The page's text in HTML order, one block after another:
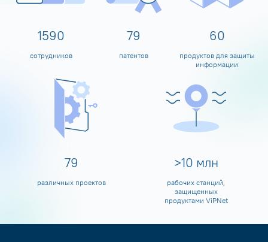
1600
сотрудников
80
патентов
60
продуктов для защиты
информации
80
различных проектов
>10 млн
рабочих станций,
защищенных
продуктами ViPNet